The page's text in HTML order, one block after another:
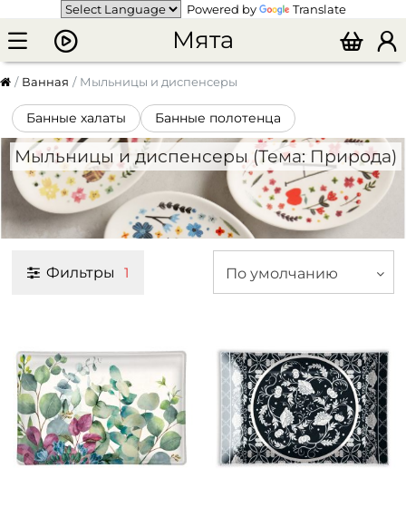
Powered by Translate
Мята
Ванная Мыльницы и диспенсеры
Банные халаты Банные полотенца
Мыльницы и диспенсеры (Тема: Природа)
Фильтры 1 По умолчанию